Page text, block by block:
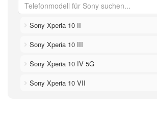
Sony Xperia 10 II
Sony Xperia 10 III
Sony Xperia 10 IV 5G
Sony Xperia 10 VII